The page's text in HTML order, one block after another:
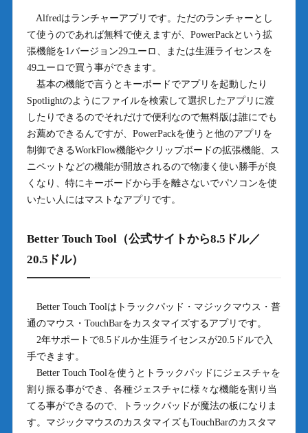
Alfredはランチャーアプリです。ただのランチャーとし
て使うのであれば無料で使えますが、PowerPackという拡
張機能を1バージョン29ユーロ、または生涯ライセンスを
49ユーロで買う事ができます。
基本の機能で言うとキーボードでアプリを起動したり
Spotlightのようにファイルを検索して選択したアプリに渡
したりできるのでそれだけで便利なので無料版は誰にでも
お薦めできるんですが、PowerPackを使うと他のアプリを
制御できるWorkFlow機能やクリップボードの拡張機能、ス
ニペットなどの機能が開放されるので物凄く使い勝手が良
くなり、特にキーボードから手を離さないでパソコンを使
いたい人にはマストなアプリです。
Better Touch Tool（公式サイトから8.5ドル／
20.5ドル）
Better Touch Toolはトラックパッド・マジックマウス・普
通のマウス・TouchBarをカスタマイズするアプリです。
2年サポートで8.5ドルか生涯ライセンスが20.5ドルで入
手できます。
Better Touch Toolを使うとトラックパッドにジェスチャを
割り振る事ができ、各種ジェスチャに様々な機能を割り当
てる事ができるので、トラックパッドが魔法の板になりま
す。マジックマウスのカスタマイズもTouchBarのカスタマ